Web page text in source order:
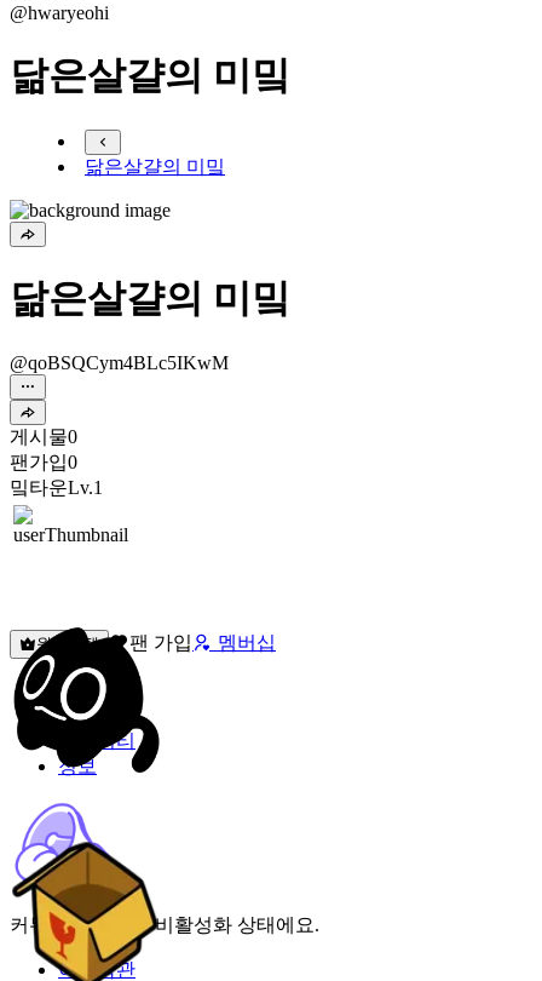
@hwaryeohi
닮은살걀의 미밐
닮은살걀의 미밐
닮은살걀의 미밐
@qoBSQCym4BLc5IKwM
게시물0
팬가입0
밐타운Lv.1
원픽선택 팬 가입 멤버십
밐타운
피드
커뮤니티
정보
커뮤니티 기능이 비활성화 상태에요.
이용약관